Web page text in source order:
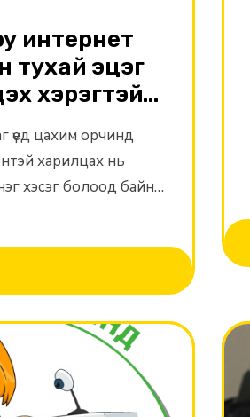
интернет
тухай эцэг
хэрэгтэй
үед цахим орчинд
харилцах нь
хэсэг болоод байна.
итгэлийг олж аваад
тэнд бий.